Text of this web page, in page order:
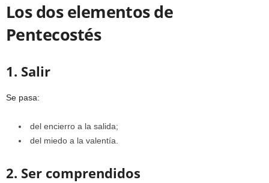
Los dos elementos de
Pentecostés
1. Salir
Se pasa:
del encierro a la salida;
del miedo a la valentía.
2. Ser comprendidos